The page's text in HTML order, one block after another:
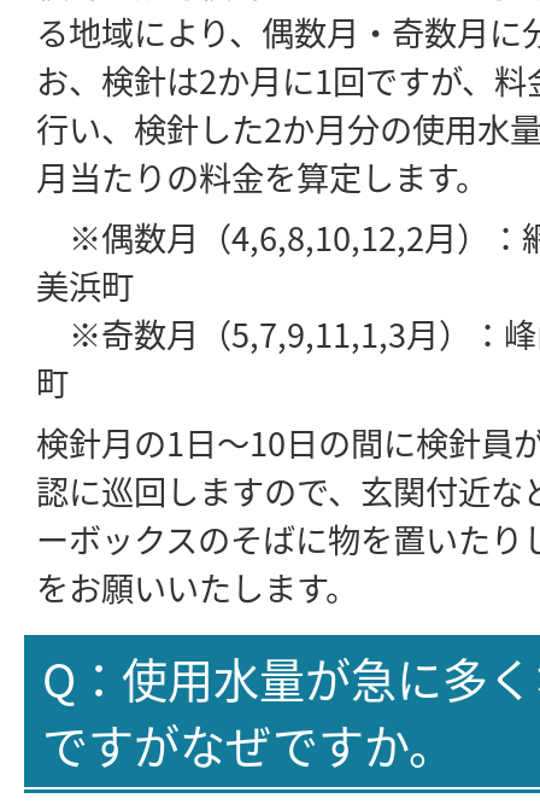
る地域により、偶数月・奇数月に
お、検針は2か月に1回ですが、
行い、検針した2か月分の使用水
月当たりの料金を算定します。
※偶数月（4,6,8,10,12,2月）：
美浜町
※奇数月（5,7,9,11,1,3月）：
町
検針月の1日～10日の間に検針員
認に巡回しますので、玄関付近な
ーボックスのそばに物を置いたり
をお願いいたします。
Q：使用水量が急に多
ですがなぜですか。